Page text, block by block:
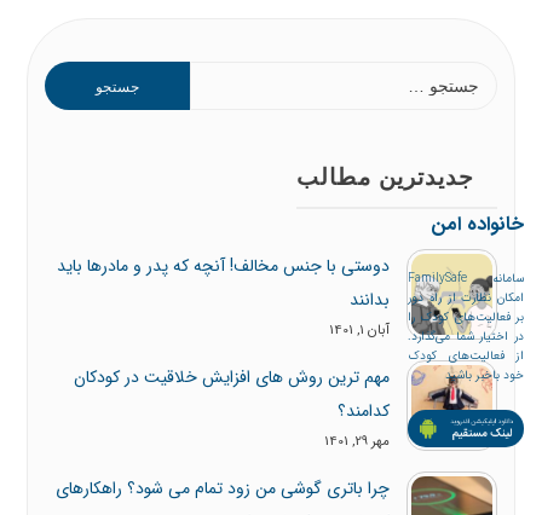
برای:
جدیدترین مطالب
دوستی با جنس مخالف! آنچه که پدر و مادرها باید
بدانند
آبان 1, 1401
مهم ترین روش های افزایش خلاقیت در کودکان
کدامند؟
مهر 29, 1401
چرا باتری گوشی من زود تمام می شود؟ راهکارهای
خانواده امن
سامانه FamilySafe
امکان نظارت از راه دور
بر فعالیت‌های کودک را
در اختیار شما می‌گذارد.
از فعالیت‌های کودک
خود باخبر باشید